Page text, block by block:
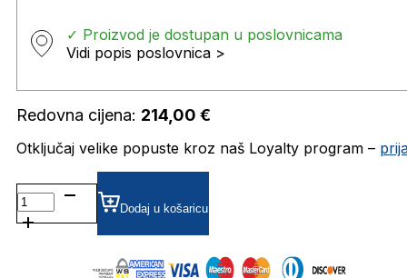
✓ Proizvod je dostupan u poslovnicama
Vidi popis poslovnica >
Redovna cijena: 214,00 €
Otključaj velike popuste kroz naš Loyalty program –
BJ3209 DIOPTRIJSKI
OKVIRI
BOLON
Dodaj u košaricu